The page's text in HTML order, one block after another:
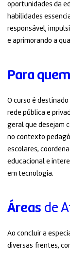
oportunidades da
habilidades
responsável,
e aprimorando a
Para quem
O curso é
rede pública e
geral que desejam
no contexto
escolares,
educacional e
em tecnologia.
Áreas de
Ao concluir a
diversas frentes,